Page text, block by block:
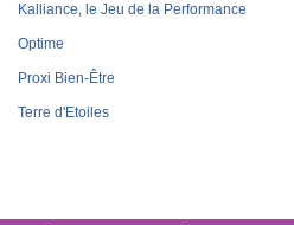
Kalliance, le Jeu de la Performance
Optime
Proxi Bien-Être
Terre d'Etoiles